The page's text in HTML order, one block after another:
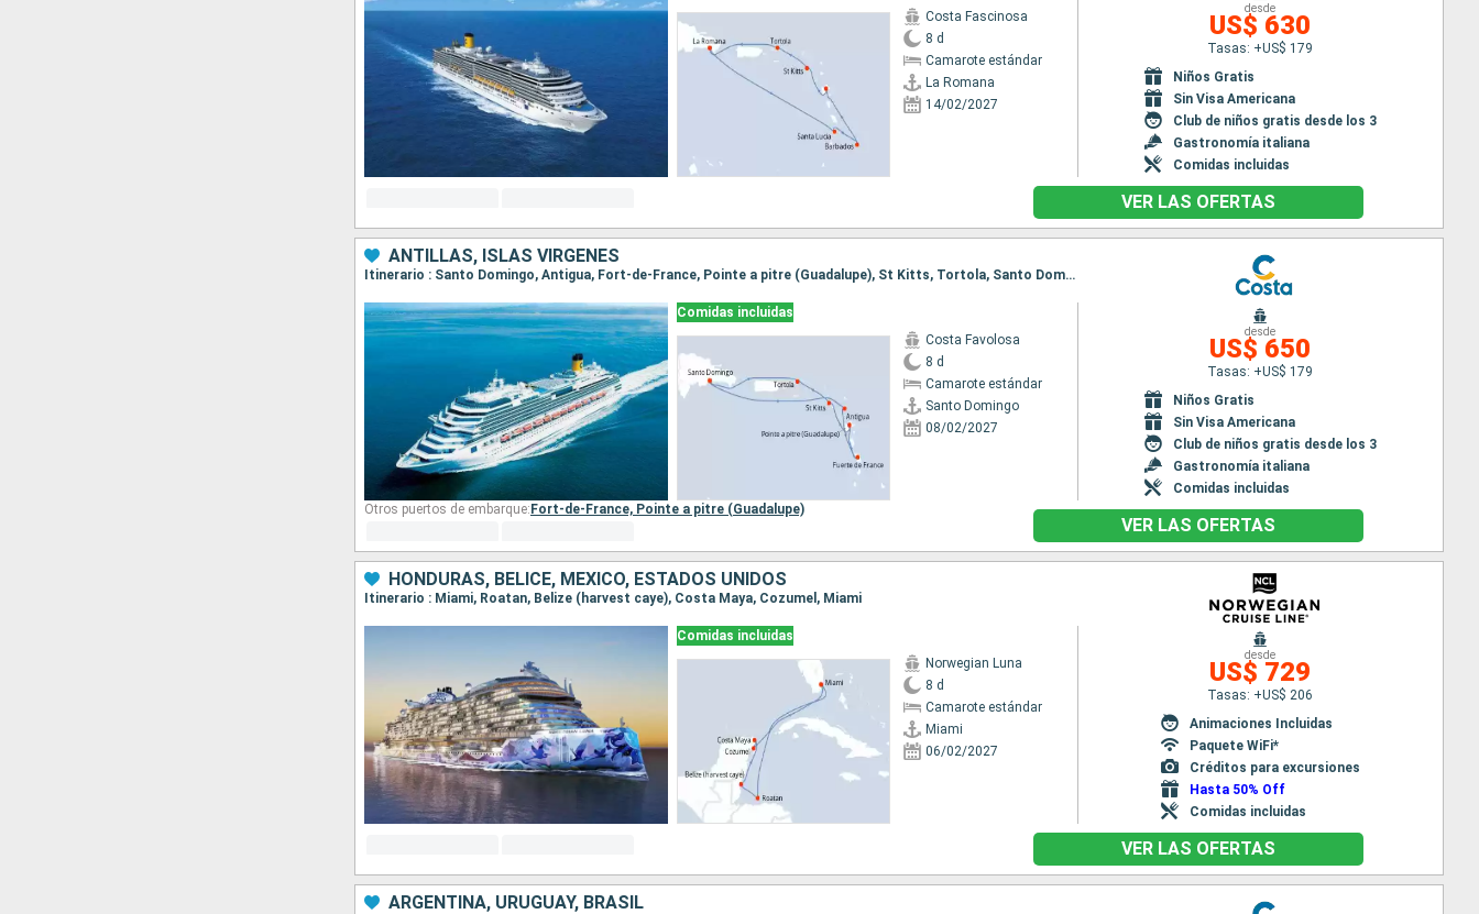
Costa Fascinosa
8 d
Camarote estándar
La Romana
14/02/2027
desde
US$ 630
Tasas: +US$ 179
Niños Gratis
Sin Visa Americana
Club de niños gratis desde los 3
Gastronomía italiana
Comidas incluidas
VER LAS OFERTAS
ANTILLAS, ISLAS VÍRGENES
Itinerario : Santo Domingo, Antigua, Fort-de-France, Pointe a pitre (Guadalupe), St Kitts, Tortola, Santo Domingo
Comidas incluidas
Costa Favolosa
8 d
Camarote estándar
Santo Domingo
08/02/2027
desde
US$ 650
Tasas: +US$ 179
Niños Gratis
Sin Visa Americana
Club de niños gratis desde los 3
Gastronomía italiana
Comidas incluidas
Otros puertos de embarque: Fort-de-France, Pointe a pitre (Guadalupe)
VER LAS OFERTAS
HONDURAS, BELICE, MÉXICO, ESTADOS UNIDOS
Itinerario : Miami, Roatan, Belize (harvest caye), Costa Maya, Cozumel, Miami
Comidas incluidas
Norwegian Luna
8 d
Camarote estándar
Miami
06/02/2027
desde
US$ 729
Tasas: +US$ 206
Animaciones Incluidas
Paquete WiFi*
Créditos para excursiones
Hasta 50% Off
Comidas incluidas
VER LAS OFERTAS
ARGENTINA, URUGUAY, BRASIL